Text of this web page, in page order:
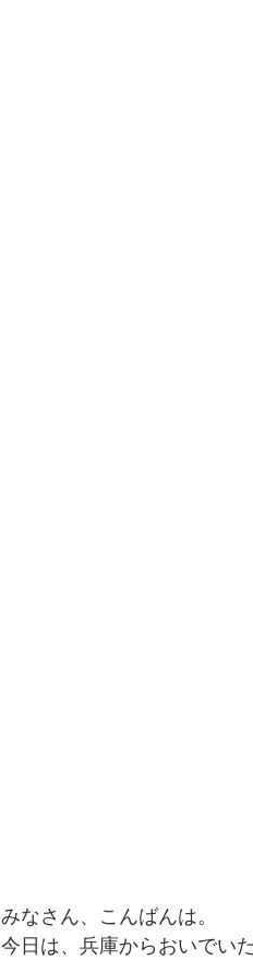
みなさん、こんばんは。
今日は、兵庫からおいでい